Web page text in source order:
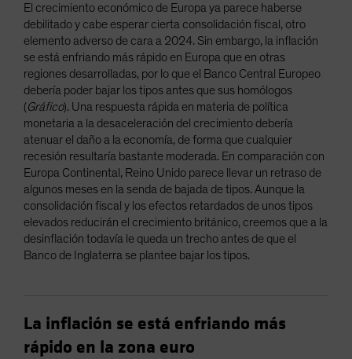
El crecimiento económico de Europa ya parece haberse
debilitado y cabe esperar cierta consolidación fiscal, otro
elemento adverso de cara a 2024. Sin embargo, la inflación
se está enfriando más rápido en Europa que en otras
regiones desarrolladas, por lo que el Banco Central Europeo
debería poder bajar los tipos antes que sus homólogos
(Gráfico). Una respuesta rápida en materia de política
monetaria a la desaceleración del crecimiento debería
atenuar el daño a la economía, de forma que cualquier
recesión resultaría bastante moderada. En comparación con
Europa Continental, Reino Unido parece llevar un retraso de
algunos meses en la senda de bajada de tipos. Aunque la
consolidación fiscal y los efectos retardados de unos tipos
elevados reducirán el crecimiento británico, creemos que a la
desinflación todavía le queda un trecho antes de que el
Banco de Inglaterra se plantee bajar los tipos.
La inflación se está enfriando más
rápido en la zona euro